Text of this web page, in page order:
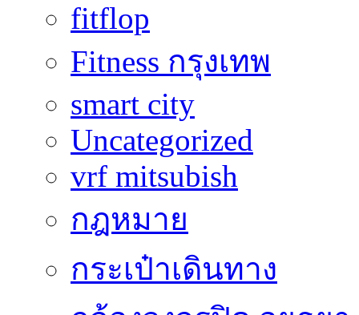
fitflop
Fitness กรุงเทพ
smart city
Uncategorized
vrf mitsubish
กฎหมาย
กระเป๋าเดินทาง